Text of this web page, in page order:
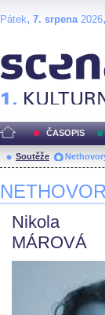
Pátek, 7. srpena2026
ČASOPIS
Soutěže
NETHOVOR
Nikola
MÁROVÁ